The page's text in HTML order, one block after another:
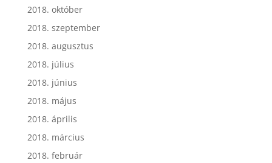
2018. október
2018. szeptember
2018. augusztus
2018. július
2018. június
2018. május
2018. április
2018. március
2018. február